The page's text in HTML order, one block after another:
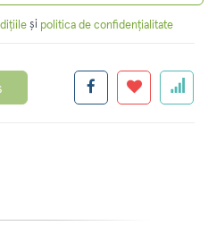
și politica de confidențialitate